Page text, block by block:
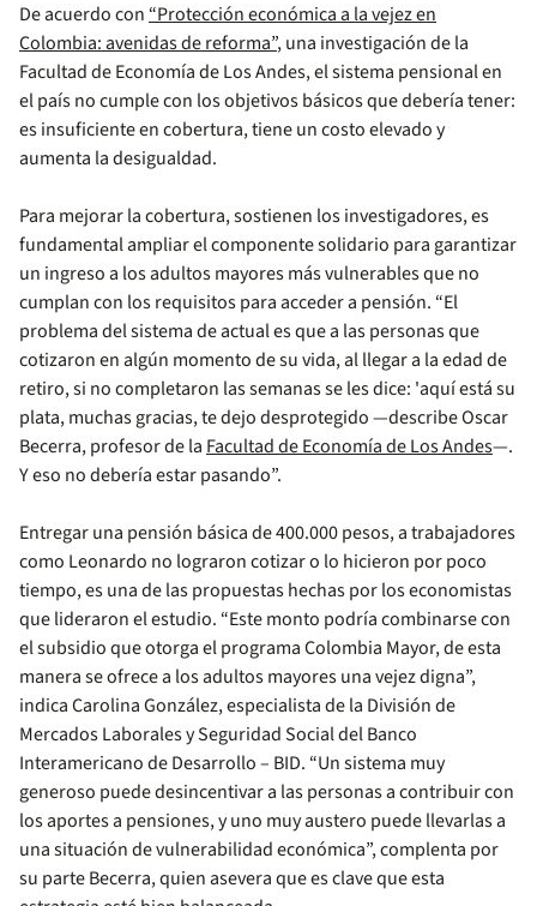
De acuerdo con “Protección económica a la vejez en
Colombia: avenidas de reforma”, una investigación de la
Facultad de Economía de Los Andes, el sistema pensional en
el país no cumple con los objetivos básicos que debería tener:
es insuficiente en cobertura, tiene un costo elevado y
aumenta la desigualdad.
Para mejorar la cobertura, sostienen los investigadores, es
fundamental ampliar el componente solidario para garantizar
un ingreso a los adultos mayores más vulnerables que no
cumplan con los requisitos para acceder a pensión. “El
problema del sistema de actual es que a las personas que
cotizaron en algún momento de su vida, al llegar a la edad de
retiro, si no completaron las semanas se les dice: 'aquí está su
plata, muchas gracias, te dejo desprotegido —describe Oscar
Becerra, profesor de la Facultad de Economía de Los Andes—.
Y eso no debería estar pasando”.
Entregar una pensión básica de 400.000 pesos, a trabajadores
como Leonardo no lograron cotizar o lo hicieron por poco
tiempo, es una de las propuestas hechas por los economistas
que lideraron el estudio. “Este monto podría combinarse con
el subsidio que otorga el programa Colombia Mayor, de esta
manera se ofrece a los adultos mayores una vejez digna”,
indica Carolina González, especialista de la División de
Mercados Laborales y Seguridad Social del Banco
Interamericano de Desarrollo – BID. “Un sistema muy
generoso puede desincentivar a las personas a contribuir con
los aportes a pensiones, y uno muy austero puede llevarlas a
una situación de vulnerabilidad económica”, complenta por
su parte Becerra, quien asevera que es clave que esta